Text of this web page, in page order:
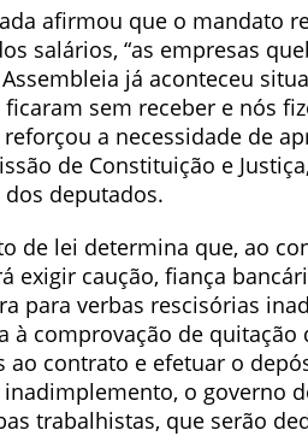
afirmou que o mandato
salários, “as empresas
já aconteceu
sem receber e nós
reforçou a necessidade de
de Constituição e
deputados.
de lei determina que, ao
exigir caução, fiança
para verbas rescisórias
à comprovação de
ao contrato e efetuar o
inadimplemento, o governo
trabalhistas, que serão